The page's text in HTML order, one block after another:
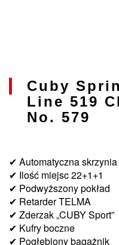
Cuby
Line 519
No. 579
✔ Automatyczna
✔ Ilość miejsc 22+1+1
✔ Podwyższony pokład
✔ Retarder TELMA
✔ Zderzak „CUBY Sport”
✔ Kufry boczne
✔ Pogłębiony bagażnik